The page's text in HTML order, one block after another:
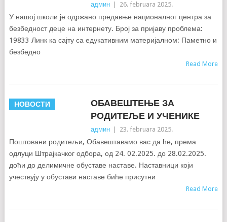
админ 26. februara 2025.
У нашој школи је одржано предавње националног центра за
безбедност деце на интернету. Број за пријаву проблема:
19833 Линк ка сајту са едукативним материјалном: Паметно и
безбедно
Read More
НОВОСТИ
ОБАВЕШТЕЊЕ ЗА
РОДИТЕЉЕ И УЧЕНИКЕ
админ 23. februara 2025.
Поштовани родитељи, Обавештавамо вас да ће, према
одлуци Штрајкачког одбора, од 24. 02.2025. до 28.02.2025.
доћи до делимичне обуставе наставе. Наставници који
учествују у обустави наставе биће присутни
Read More